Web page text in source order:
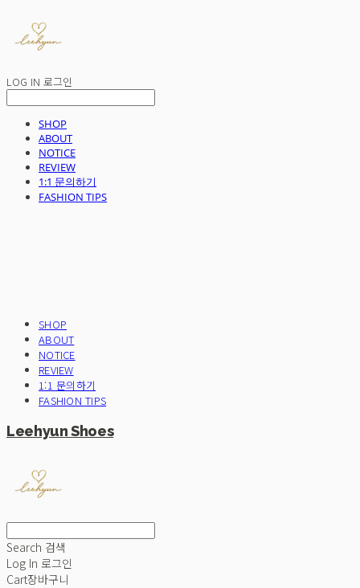
LOG IN 로그인
SHOP
ABOUT
NOTICE
REVIEW
1:1 문의하기
FASHION TIPS
SHOP
ABOUT
NOTICE
REVIEW
1:1 문의하기
FASHION TIPS
Leehyun Shoes
Search 검색
Log In 로그인
Cart장바구니